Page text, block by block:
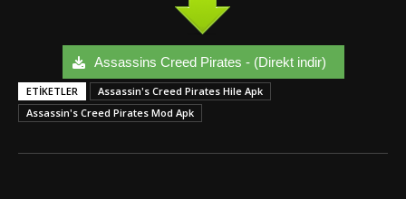
Assassins Creed Pirates - (Direkt indir)
ETIKETLER
Assassin's Creed Pirates Hile Apk
Assassin's Creed Pirates Mod Apk